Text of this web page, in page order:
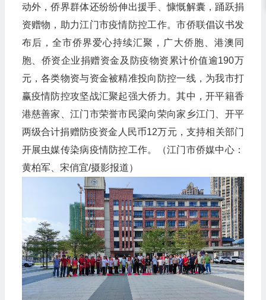
动外，侨界群体还纷纷伸出援手、慷慨解囊，踊跃捐
资赠物，助力江门市疫情防控工作。市侨联倡议书发
布后，全市侨界爱心持续汇聚，广大侨胞、港澳同
胞、侨资企业捐赠资金及防疫物资累计价值逾190万
元，各类物资与资金被精准投向防控一线，为我市打
赢疫情防控攻坚战汇聚起强大侨力。其中，开平籍香
港慈善家、江门市荣誉市民梁向荣向家乡江门、开平
两级合计捐赠防疫资金人民币12万元，支持相关部门
开展虫媒传染病疫情防控工作。（江门市侨媒中心：
黄柏军、宋俏宜/摄影报道）